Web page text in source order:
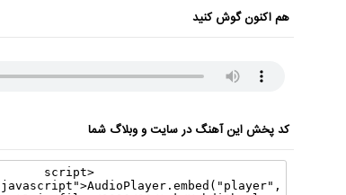
هم اکنون گوش کنید
کد پخش این آهنگ در سایت و وبلاگ شما